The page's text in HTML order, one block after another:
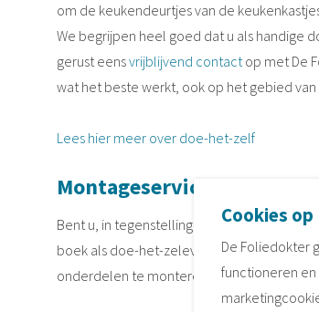
om de keukendeurtjes van de
We begrijpen heel goed dat u als handige
gerust eensvrijblijvend contactop met De
wat het beste werkt, ook op het gebied van
Lees hier meer over doe-het-zelf
Montageservice
Bent u, in tegenstelling tot de doe-het-
boek als doe-het-zelever maar heeft u
onderdelen te monteren en demonteren?
Cookies
De Foliedokter
functioneren